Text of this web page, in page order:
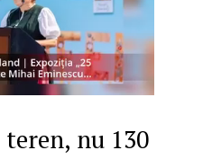
teren, nu 130